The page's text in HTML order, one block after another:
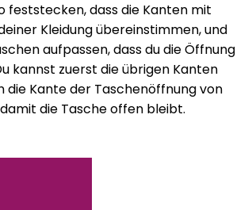
feststecken, dass die Kanten mit
Kleidung übereinstimmen, und
aufpassen, dass du die Öffnung
kannst zuerst die übrigen Kanten
die Kante der Taschenöffnung von
die Tasche offen bleibt.